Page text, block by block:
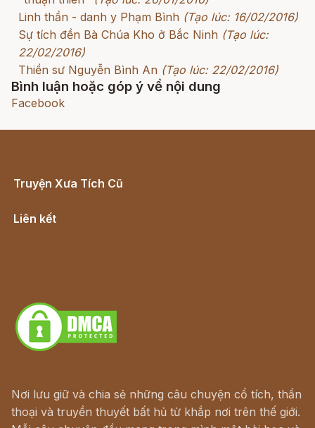
Linh thần - danh y Phạm Bình (Tạo lúc: 16/02/2016)
Sự tích đền Bà Chúa Kho ở Bắc Ninh (Tạo lúc:
22/02/2016)
Thiền sư Nguyễn Bình An (Tạo lúc: 22/02/2016)
Bình luận hoặc góp ý về nội dung
Facebook
Truyện Xưa Tích Cũ
Liên kết
Nơi lưu giữ và chia sẻ những câu chuyện cổ tích, thần
thoại và truyền thuyết bất hủ từ khắp nơi trên thế giới.